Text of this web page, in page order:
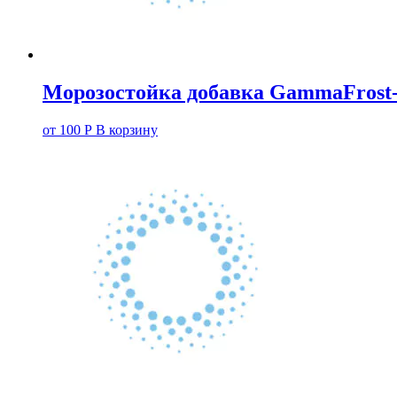
Морозостойка добавка
от 100 Р В корзину